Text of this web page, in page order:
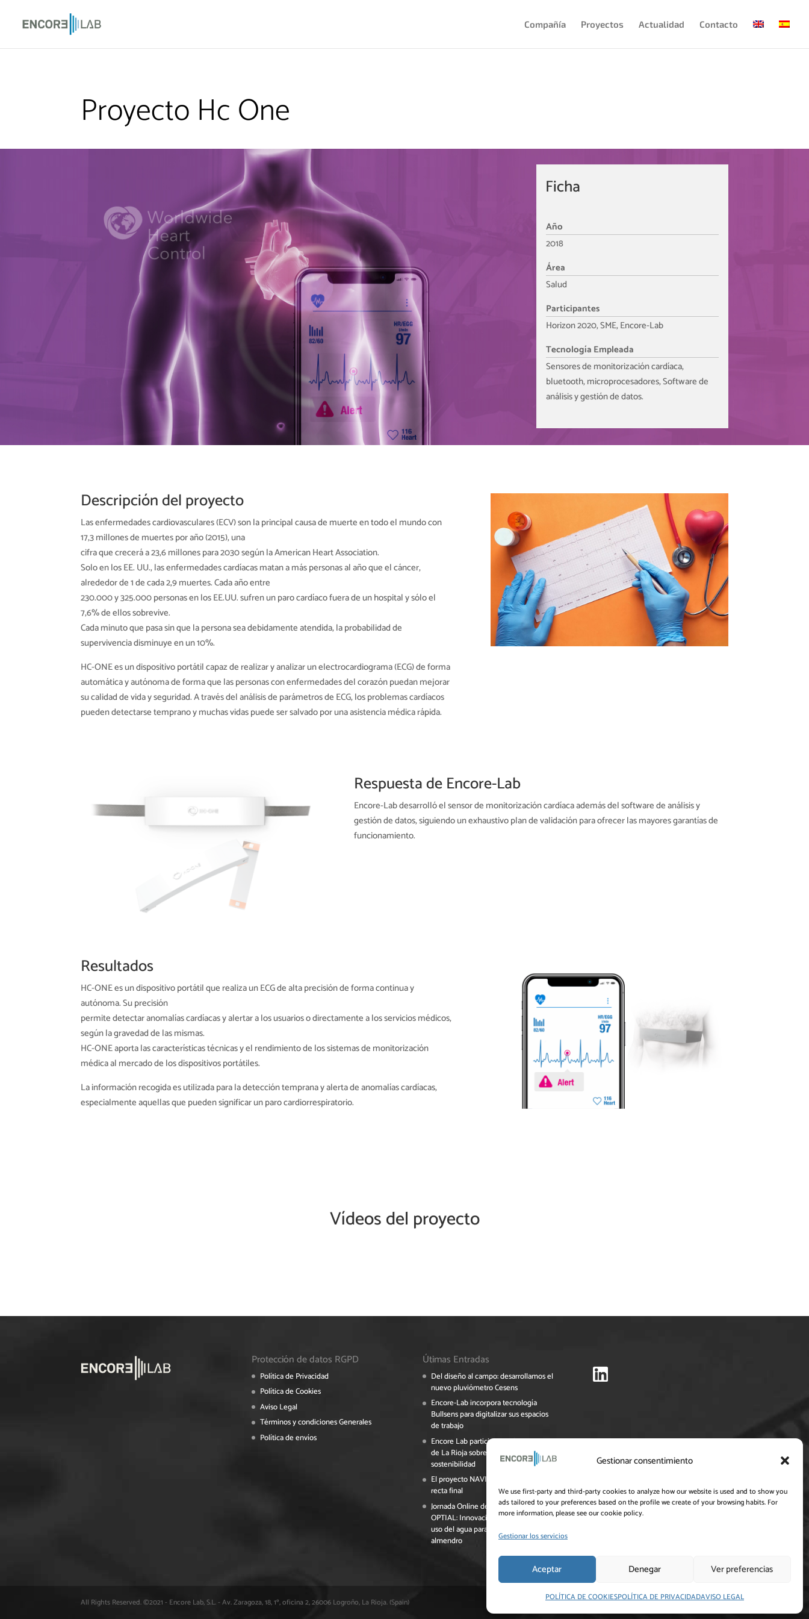
Gestionar consentimiento
We use first-party and third-party cookies to analyze how our website is used and to show you
ads tailored to your preferences based on the profile we create of your browsing habits. For
more information, please see our cookie policy.
Gestionar los servicios
Aceptar Denegar Ver preferencias
POLÍTICA DE COOKIESPOLÍTICA DE PRIVACIDADAVISO LEGAL
Compañía Proyectos Actualidad Contacto
Proyecto Hc One
Ficha
Año
2018
Área
Salud
Participantes
Horizon 2020, SME, Encore-Lab
Tecnología Empleada
Sensores de monitorización cardíaca,
bluetooth, microprocesadores, Software de
análisis y gestión de datos.
Descripción del proyecto
Las enfermedades cardiovasculares (ECV) son la principal causa de muerte en todo el mundo con
17,3 millones de muertes por año (2015), una
cifra que crecerá a 23,6 millones para 2030 según la American Heart Association.
Solo en los EE. UU., las enfermedades cardíacas matan a más personas al año que el cáncer,
alrededor de 1 de cada 2,9 muertes. Cada año entre
230.000 y 325.000 personas en los EE.UU. sufren un paro cardíaco fuera de un hospital y sólo el
7,6% de ellos sobrevive.
Cada minuto que pasa sin que la persona sea debidamente atendida, la probabilidad de
supervivencia disminuye en un 10%.
HC-ONE es un dispositivo portátil capaz de realizar y analizar un electrocardiograma (ECG) de forma
automática y autónoma de forma que las personas con enfermedades del corazón puedan mejorar
su calidad de vida y seguridad. A través del análisis de parámetros de ECG, los problemas cardíacos
pueden detectarse temprano y muchas vidas puede ser salvado por una asistencia médica rápida.
Respuesta de Encore-Lab
Encore-Lab desarrolló el sensor de monitorización cardíaca además del software de análisis y
gestión de datos, siguiendo un exhaustivo plan de validación para ofrecer las mayores garantías de
funcionamiento.
Resultados
HC-ONE es un dispositivo portátil que realiza un ECG de alta precisión de forma continua y
autónoma. Su precisión
permite detectar anomalías cardíacas y alertar a los usuarios o directamente a los servicios médicos,
según la gravedad de las mismas.
HC-ONE aporta las características técnicas y el rendimiento de los sistemas de monitorización
médica al mercado de los dispositivos portátiles.
La información recogida es utilizada para la detección temprana y alerta de anomalías cardíacas,
especialmente aquellas que pueden significar un paro cardiorrespiratorio.
Vídeos del proyecto
Protección de datos RGPD
Política de Privacidad
Política de Cookies
Aviso Legal
Términos y condiciones Generales
Política de envíos
Útimas Entradas
Del diseño al campo: desarrollamos el
nuevo pluviómetro Cesens
Encore-Lab incorpora tecnología
Bullsens para digitalizar sus espacios
de trabajo
Encore Lab participa en el Foro Pymes
de La Rioja sobre digitalización y
sostenibilidad
El proyecto NAVINOPT avanza en su
recta final
Jornada Online del Grupo Operativo
OPTIAL: Innovación y eficiencia en el
uso del agua para el cultivo del
almendro
All Rights Reserved. ©2021 - Encore Lab, S.L. - Av. Zaragoza, 18, 1º, oficina 2, 26006 Logroño, La Rioja. (Spain)